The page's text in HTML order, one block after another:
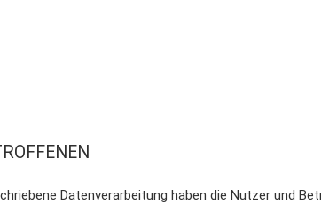
Datenverarbeitung haben die Nutzer und